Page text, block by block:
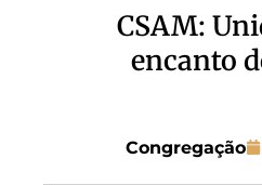
CSAM:
encanto
Congregação